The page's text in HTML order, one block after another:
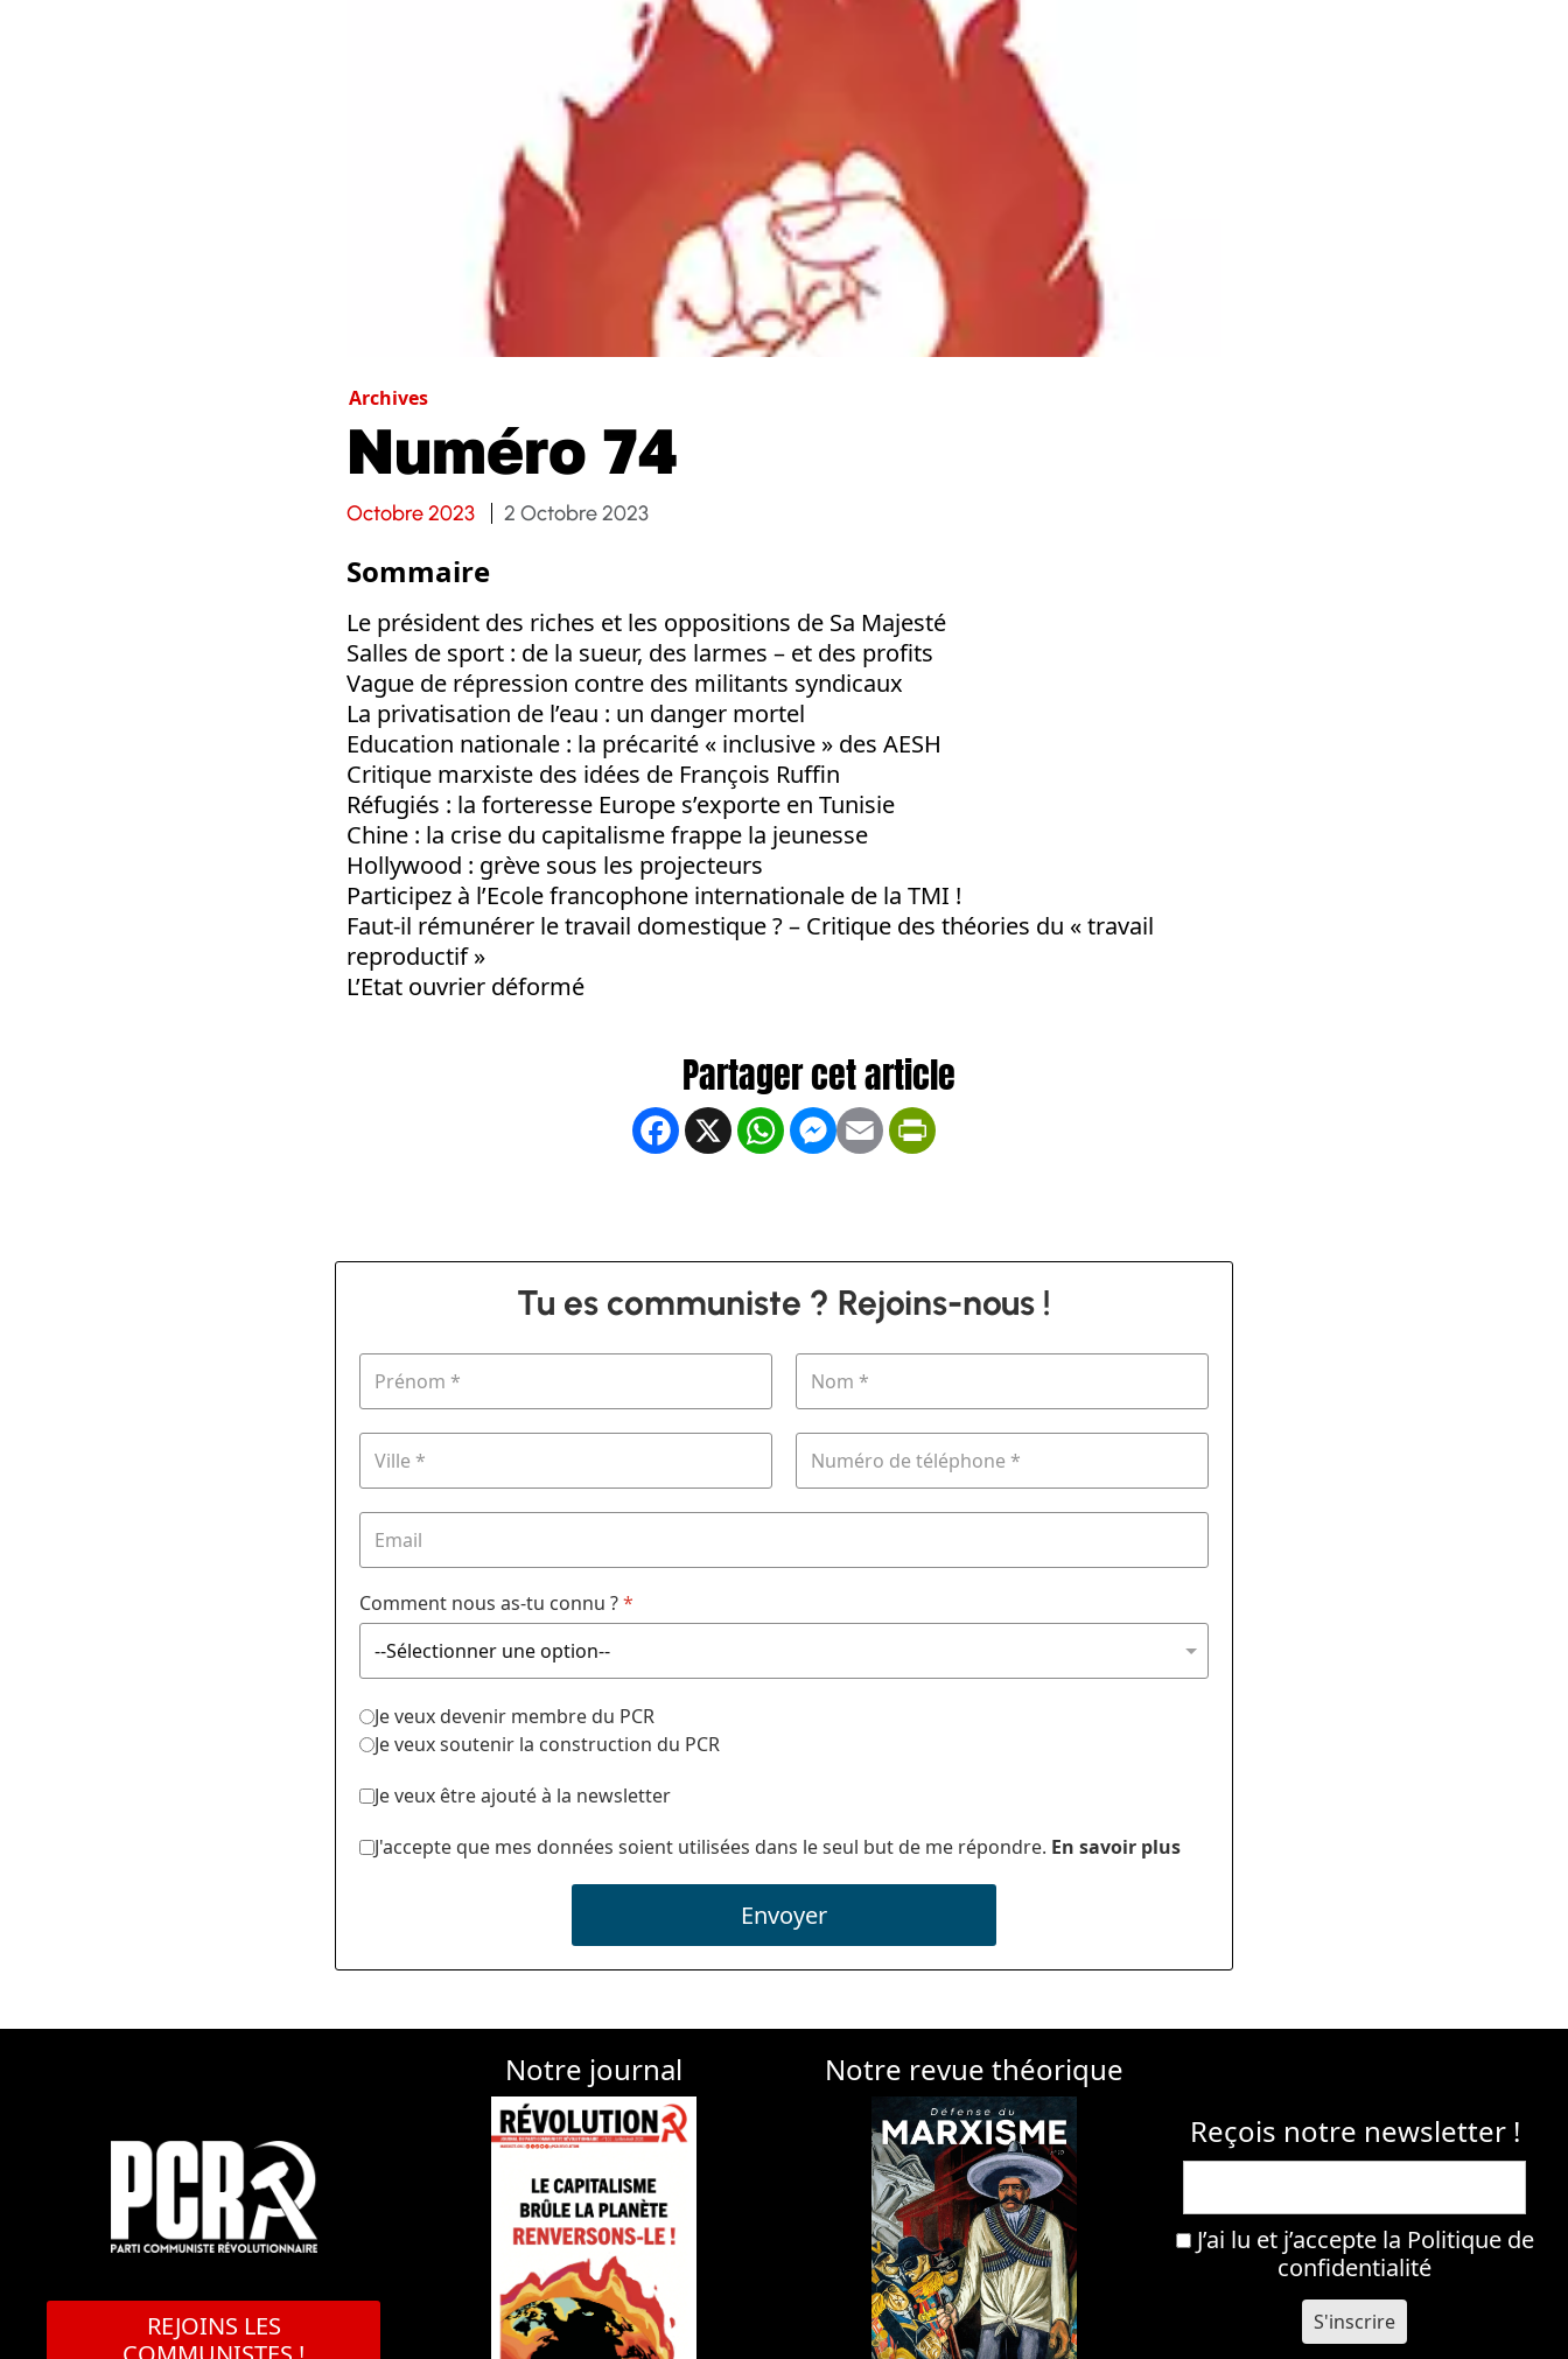
Archives
Numéro 74
Octobre 2023 2 Octobre 2023
Sommaire
Le président des riches et les oppositions de Sa Majesté
Salles de sport : de la sueur, des larmes – et des profits
Vague de répression contre des militants syndicaux
La privatisation de l’eau : un danger mortel
Education nationale : la précarité « inclusive » des AESH
Critique marxiste des idées de François Ruffin
Réfugiés : la forteresse Europe s’exporte en Tunisie
Chine : la crise du capitalisme frappe la jeunesse
Hollywood : grève sous les projecteurs
Participez à l’Ecole francophone internationale de la TMI !
Faut-il rémunérer le travail domestique ? – Critique des théories du « travail
reproductif »
L’Etat ouvrier déformé
Facebook
X WhatsApp
Messenger
Email
Tu es communiste ? Rejoins-nous !
Comment nous as-tu connu ?*
Je veux devenir membre du PCR
Je veux soutenir la construction du PCR
Je veux être ajouté à la newsletter
J'accepte que mes données soient utilisées dans le seul but de me répondre. En savoir plus
Envoyer
REJOINS LES
Notre journal
Notre revue théorique
Reçois notre newsletter !
J’ai lu et j’accepte la Politique de
confidentialité